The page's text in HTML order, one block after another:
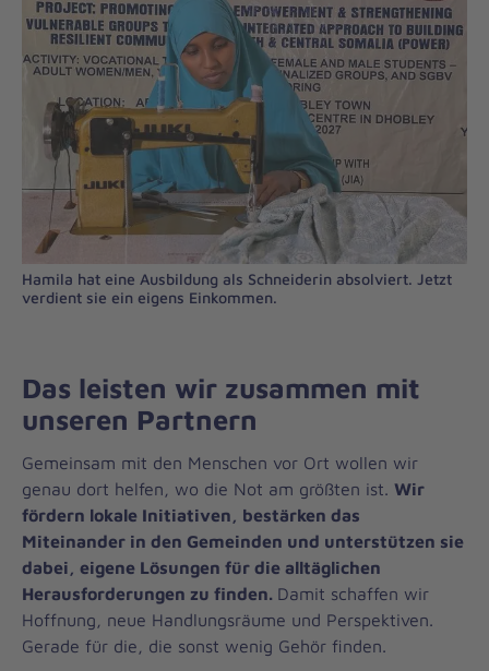
Hamila hat eine Ausbildung als Schneiderin absolviert. Jetzt
verdient sie ein eigens Einkommen.
Das leisten wir zusammen mit
unseren Partnern
Gemeinsam mit den Menschen vor Ort wollen wir
genau dort helfen, wo die Not am größten ist. Wir
fördern lokale Initiativen, bestärken das
Miteinander in den Gemeinden und unterstützen sie
dabei, eigene Lösungen für die alltäglichen
Herausforderungen zu finden. Damit schaffen wir
Hoffnung, neue Handlungsräume und Perspektiven.
Gerade für die, die sonst wenig Gehör finden.